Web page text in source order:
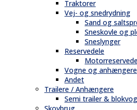
Traktorer
Vej- og snedrydning
Sand og
Sneskovle og
Sneslynger
Reservedele
Vogne og anhængere
Andet
Trailere / Anhængere
Semi trailer &